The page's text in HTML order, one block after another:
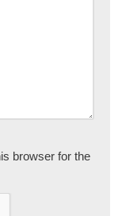
browser for the